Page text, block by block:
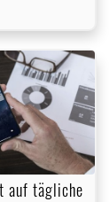
auf tägliche